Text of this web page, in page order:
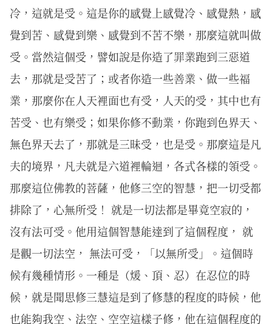
冷，這就是受。這是你的感覺上感覺冷、感覺熱，感
覺到苦、感覺到樂、感覺到不苦不樂，那麼這就叫做
受。當然這個受，譬如說是你造了罪業跑到三惡道
去，那就是受苦了；或者你造一些善業、做一些福
業，那麼你在人天裡面也有受，人天的受，其中也有
苦受、也有樂受；如果你修不動業，你跑到色界天、
無色界天去了，那就是三昧受，也是受。那麼這是凡
夫的境界，凡夫就是六道裡輪迴，各式各樣的領受。
那麼這位佛教的菩薩，他修三空的智慧，把一切受都
排除了，心無所受！ 就是一切法都是畢竟空寂的，
沒有法可受。他用這個智慧能達到了這個程度， 就
是觀一切法空， 無法可受，「以無所受」。這個時
候有幾種情形。一種是（煖、頂、忍）在忍位的時
候，就是聞思修三慧這是到了修慧的程度的時候，他
也能夠我空、法空、空空這樣子修，他在這個程度的